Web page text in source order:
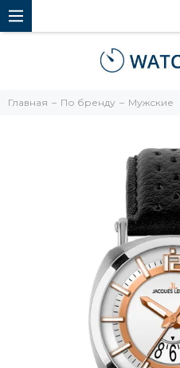
Главная По бренду Мужские